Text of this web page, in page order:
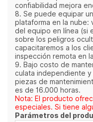
confiabilidad mejora
8. Se puede equipar
plataforma en la nube:
del equipo en línea (si
sobre los peligros
capacitaremos a los
inspección remota en
9. Bajo costo de
culata independiente
piezas de
es de 16.000 horas.
Nota: El producto
especiales. Si tiene
Parámetros del